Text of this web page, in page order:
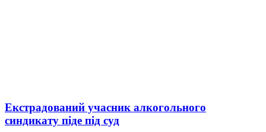
Екстрадований учасник алкогольного
синдикату піде під суд